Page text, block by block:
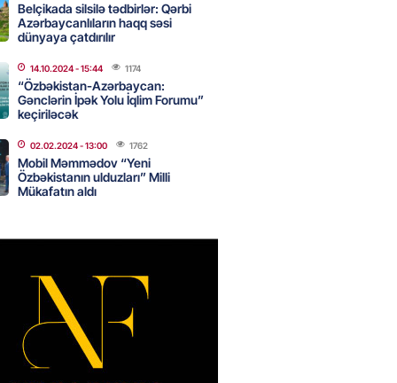
tərəzi məntəqələrindən
ya yaşıl, vətəndaşa qırmızı
- 18:00 191
görə rüşvət alan vəzifəli
məhkəməsi BAŞLAYIR
şənliyində yaralanan rus
öldü – VİDEO
- 17:30
Belçikada silsilə tədbirlər: Qərbi
Azərbaycanlıların haqq səsi
dünyaya çatdırılır
14.10.2024- 15:44 1174
“Özbəkistan-Azərbaycan:
Gənclərin İpək Yolu İqlim Forumu”
keçiriləcək
02.02.2024- 13:00 1762
Mobil Məmmədov “Yeni
Özbəkistanın ulduzları” Milli
Mükafatın aldı